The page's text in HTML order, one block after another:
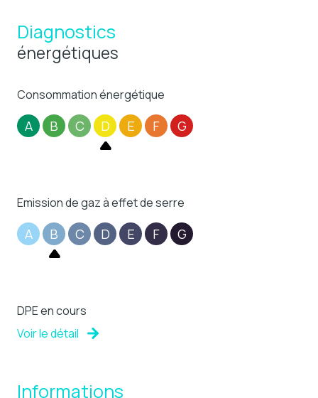
Diagnostics
énergétiques
Consommation énergétique
A B C D E F G
Emission de gaz à effet de serre
A B C D E F G
DPE en cours
Voir le détail
Informations